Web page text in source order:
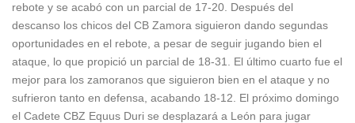
rebote y se acabó con un parcial de 17-20. Después del
descanso los chicos del CB Zamora siguieron dando segundas
oportunidades en el rebote, a pesar de seguir jugando bien el
ataque, lo que propició un parcial de 18-31. El último cuarto fue el
mejor para los zamoranos que siguieron bien en el ataque y no
sufrieron tanto en defensa, acabando 18-12. El próximo domingo
el Cadete CBZ Equus Duri se desplazará a León para jugar